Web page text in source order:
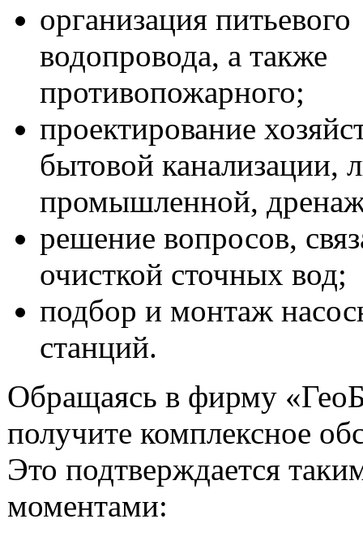
организация питьевого
водопровода, а также
противопожарного;
проектирование
бытовой канализации,
промышленной,
решение вопросов,
очисткой сточных вод;
подбор и монтаж
станций.
Обращаясь в фирму
получите комплексное
Это подтверждается
моментами: